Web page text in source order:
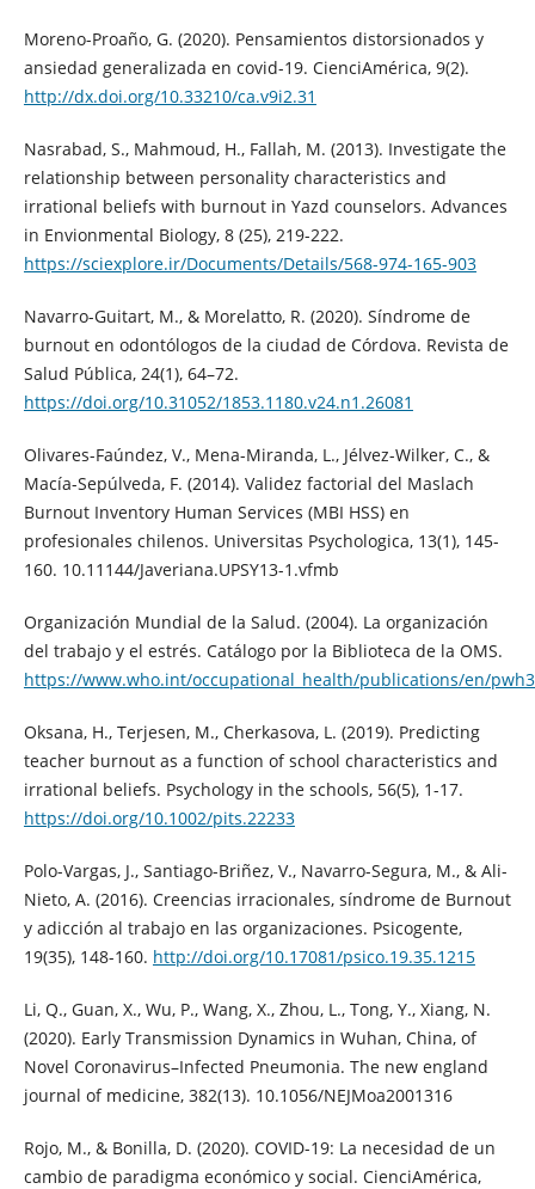
Moreno-Proaño, G. (2020). Pensamientos distorsionados y
ansiedad generalizada en covid-19. CienciAmérica, 9(2).
http://dx.doi.org/10.33210/ca.v9i2.31
Nasrabad, S., Mahmoud, H., Fallah, M. (2013). Investigate the
relationship between personality characteristics and
irrational beliefs with burnout in Yazd counselors. Advances
in Envionmental Biology, 8 (25), 219-222.
https://sciexplore.ir/Documents/Details/568-974-165-903
Navarro-Guitart, M., & Morelatto, R. (2020). Síndrome de
burnout en odontólogos de la ciudad de Córdova. Revista de
Salud Pública, 24(1), 64–72.
https://doi.org/10.31052/1853.1180.v24.n1.26081
Olivares-Faúndez, V., Mena-Miranda, L., Jélvez-Wilker, C., &
Macía-Sepúlveda, F. (2014). Validez factorial del Maslach
Burnout Inventory Human Services (MBI HSS) en
profesionales chilenos. Universitas Psychologica, 13(1), 145-
160. 10.11144/Javeriana.UPSY13-1.vfmb
Organización Mundial de la Salud. (2004). La organización
del trabajo y el estrés. Catálogo por la Biblioteca de la OMS.
https://www.who.int/occupational_health/publications/en/
Oksana, H., Terjesen, M., Cherkasova, L. (2019). Predicting
teacher burnout as a function of school characteristics and
irrational beliefs. Psychology in the schools, 56(5), 1-17.
https://doi.org/10.1002/pits.22233
Polo-Vargas, J., Santiago-Briñez, V., Navarro-Segura, M., & Ali-
Nieto, A. (2016). Creencias irracionales, síndrome de Burnout
y adicción al trabajo en las organizaciones. Psicogente,
19(35), 148-160. http://doi.org/10.17081/psico.19.35.1215
Li, Q., Guan, X., Wu, P., Wang, X., Zhou, L., Tong, Y., Xiang, N.
(2020). Early Transmission Dynamics in Wuhan, China, of
Novel Coronavirus–Infected Pneumonia. The new england
journal of medicine, 382(13). 10.1056/NEJMoa2001316
Rojo, M., & Bonilla, D. (2020). COVID-19: La necesidad de un
cambio de paradigma económico y social. CienciAmérica,